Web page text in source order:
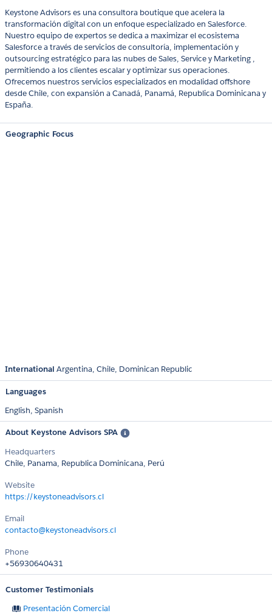
Keystone Advisors es una consultora boutique que acelera la
transformación digital con un enfoque especializado en Salesforce.
Nuestro equipo de expertos se dedica a maximizar el ecosistema
Salesforce a través de servicios de consultoría, implementación y
outsourcing estratégico para las nubes de Sales, Service y Marketing ,
permitiendo a los clientes escalar y optimizar sus operaciones.
Ofrecemos nuestros servicios especializados en modalidad offshore
desde Chile, con expansión a Canadá, Panamá, Republica Dominicana y
España.
Geographic Focus
International Argentina Chile Dominican Republic
Languages
English, Spanish
About Keystone Advisors SPA
Headquarters
Chile, Panama, Republica Dominicana, Perú
Website
https://keystoneadvisors.cl
Email
contacto@keystoneadvisors.cl
Phone
+56930640431
Customer Testimonials
Presentación Comercial